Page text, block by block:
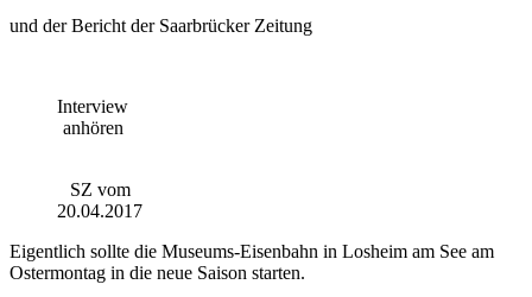
und der Bericht der Saarbrücker Zeitung
Interview
anhören
SZ vom
20.04.2017
Eigentlich sollte die Museums-Eisenbahn in Losheim am See am
Ostermontag in die neue Saison starten.